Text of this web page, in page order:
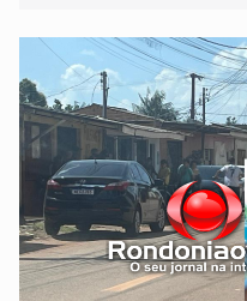
territoriais e sociais